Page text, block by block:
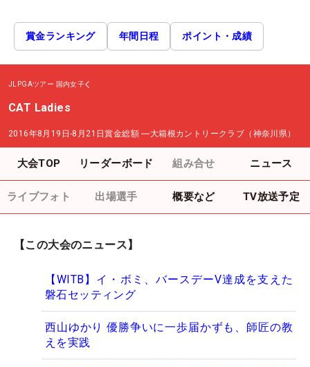
賞金ランキング 年間日程 ポイント・成績
JLPGAツアー 国内女子
CAT Ladies
2016年8月19日-8月21日賞金総額 ―大箱根カントリークラブ（神奈川県）
大会TOP リーダーボード 組み合せ ニュース
ライブフォト 出場選手 概要など TV放送予定
【この大会のニュース】
【WITB】イ・ボミ、バースデーV達成を支えた
磐石セッティング
西山ゆかり 優勝争いに一歩届かずも、師匠の教
えを実践